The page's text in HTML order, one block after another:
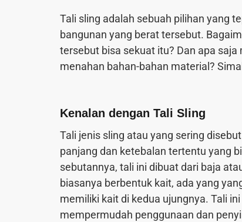
Tali sling adalah sebuah pilihan yang
bangunan yang berat tersebut.
tersebut bisa sekuat itu? Dan apa
menahan bahan-bahan material?
Kenalan dengan Tali Sling
Tali jenis sling atau yang sering
panjang dan ketebalan tertentu yang
sebutannya, tali ini dibuat dari baja
biasanya berbentuk kait, ada yang
memiliki kait di kedua ujungnya. Tali
mempermudah penggunaan dan